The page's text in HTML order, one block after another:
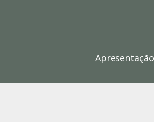
Apresentação